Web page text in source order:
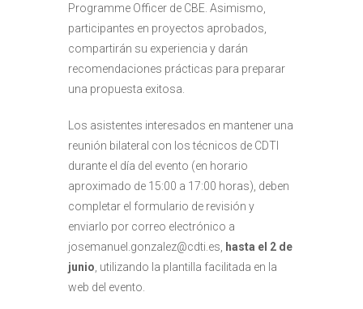
Programme Officer de CBE. Asimismo,
participantes en proyectos aprobados,
compartirán su experiencia y darán
recomendaciones prácticas para preparar
una propuesta exitosa.
Los asistentes interesados en mantener una
reunión bilateral con los técnicos de CDTI
durante el día del evento (en horario
aproximado de 15:00 a 17:00 horas), deben
completar el formulario de revisión y
enviarlo por correo electrónico a
josemanuel.gonzalez@cdti.es,
hasta el 2 de
junio , utilizando la plantilla facilitada en la
web del evento.